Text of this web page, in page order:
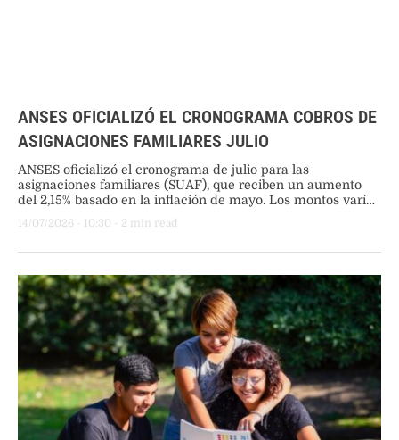
ANSES OFICIALIZÓ EL CRONOGRAMA COBROS DE
ASIGNACIONES FAMILIARES JULIO
ANSES oficializó el cronograma de julio para las
asignaciones familiares (SUAF), que reciben un aumento
del 2,15% basado en la inflación de mayo. Los montos varían
digital de la libreta.
14/07/2026 - 10:30 - 2 min read